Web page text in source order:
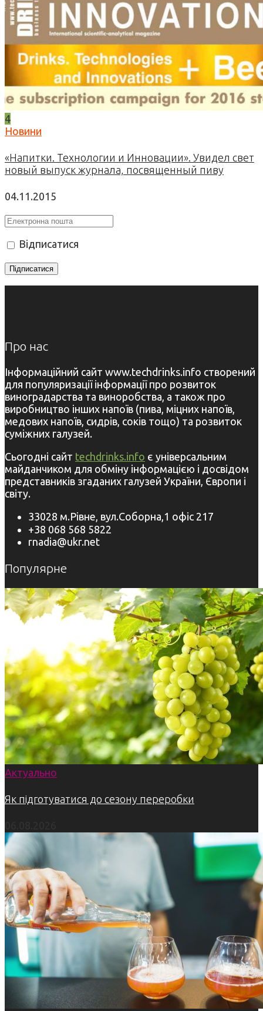
4
Новини
«Напитки. Технологии и Инновации». Увидел свет
новый выпуск журнала, посвященный пиву
04.11.2015
Відписатися
Про нас
Інформаційний сайт www.techdrinks.info створений
для популяризації інформації про розвиток
виноградарства та виноробства, а також про
виробництво інших напоїв (пива, міцних напоїв,
медових напоїв, сидрів, соків тощо) та розвиток
суміжних галузей.
Сьогодні сайт techdrinks.info є універсальним
майданчиком для обміну інформацією і досвідом
представників згаданих галузей України, Європи і
світу.
33028 м.Рівне, вул.Соборна,1 офіс 217
+38 068 568 5822
rnadia@ukr.net
Популярне
Актуально
Як підготуватися до сезону переробки